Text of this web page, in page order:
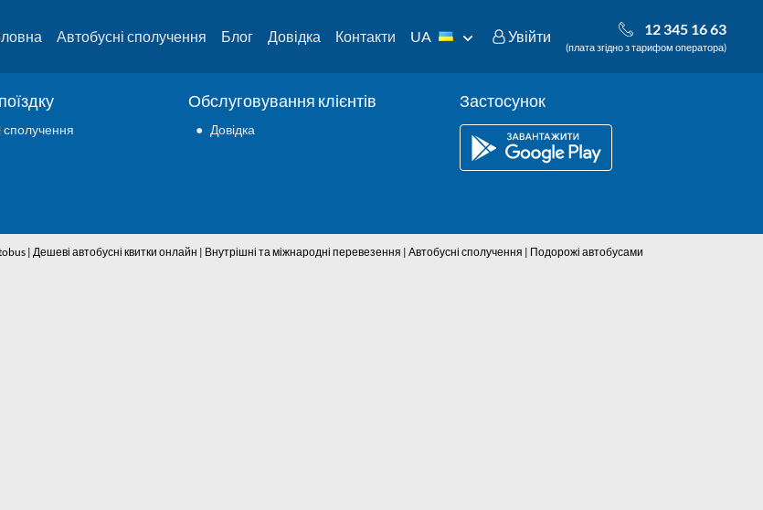
Автобусні сполучення Блог Довідка Контакти UA Увійти 12 345 16 63
(плата згідно з тарифом оператора)
сполучення
Обслуговування клієнтів
● Довідка
Застосунок
| Дешеві автобусні квитки онлайн | Внутрішні та міжнародні перевезення | Автобусні сполучення | Подорожі автобусами